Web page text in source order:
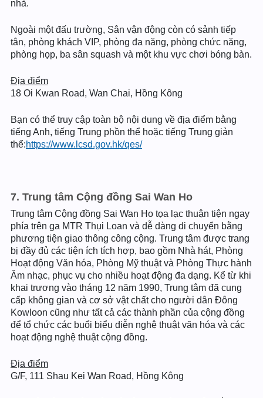
nhà.
Ngoài một đấu trường, Sân vận động còn có sảnh tiếp
tân, phòng khách VIP, phòng đa năng, phòng chức năng,
phòng họp, ba sân squash và một khu vực chơi bóng bàn.
Địa điểm
18 Oi Kwan Road, Wan Chai, Hồng Kông
Bạn có thể truy cập toàn bộ nội dung về địa điểm bằng
tiếng Anh, tiếng Trung phồn thể hoặc tiếng Trung giản
thể:https://www.lcsd.gov.hk/qes/
7. Trung tâm Cộng đồng Sai Wan Ho
Trung tâm Cộng đồng Sai Wan Ho tọa lạc thuận tiện ngay
phía trên ga MTR Thụi Loan và dễ dàng di chuyển bằng
phương tiện giao thông công cộng. Trung tâm được trang
bị đầy đủ các tiện ích tích hợp, bao gồm Nhà hát, Phòng
Hoạt động Văn hóa, Phòng Mỹ thuật và Phòng Thực hành
Âm nhạc, phục vụ cho nhiều hoạt động đa dạng. Kể từ khi
khai trương vào tháng 12 năm 1990, Trung tâm đã cung
cấp không gian và cơ sở vật chất cho người dân Đông
Kowloon cũng như tất cả các thành phần của cộng đồng
để tổ chức các buổi biểu diễn nghệ thuật văn hóa và các
hoạt động nghệ thuật cộng đồng.
Địa điểm
G/F, 111 Shau Kei Wan Road, Hồng Kông